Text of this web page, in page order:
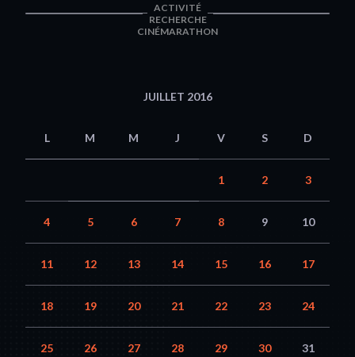
ACTIVITÉ
RECHERCHE
CINÉMARATHON
JUILLET 2016
L M M J V S D
1 2 3
4 5 6 7 8 9 10
11 12 13 14 15 16 17
18 19 20 21 22 23 24
25 26 27 28 29 30 31